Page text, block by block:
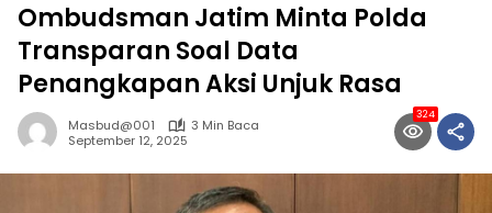
Ombudsman Jatim Minta Polda
Transparan Soal Data
Penangkapan Aksi Unjuk Rasa
Masbud@001
3 Min Baca
September 12, 2025
324